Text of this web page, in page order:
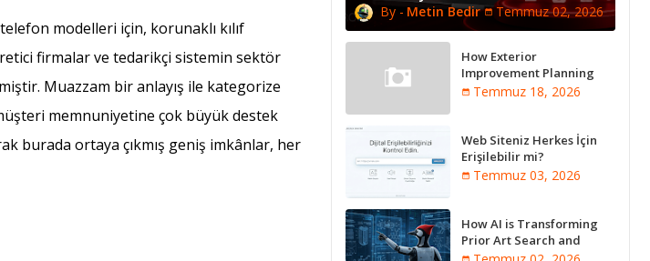
modelleri için, korunaklı kılıf
firmalar ve tedarikçi sistemin sektör
Muazzam bir anlayış ile kategorize
memnuniyetine çok büyük destek
burada ortaya çıkmış geniş imkânlar, her
Metin Bedir Temmuz 02, 2026
How Exterior
Improvement Planning
Creates Better Long-Term
Temmuz 18, 2026
Web Siteniz Herkes İçin
Erişilebilir mi?
Temmuz 03, 2026
How AI is Transforming
Prior Art Search and
Innovation Analysis